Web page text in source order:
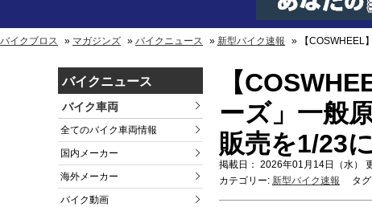
バイクブロス マガジンズ バイクニュース 新型バイク速報 【
バイクニュース
バイク車両
全てのバイク車両情報
国内メーカー
海外メーカー
バイク動画
【
ーズ」一般
販売を1/23
掲載日： 2026年01月14日（水）
カテゴリー: 新型バイク速報 タグ